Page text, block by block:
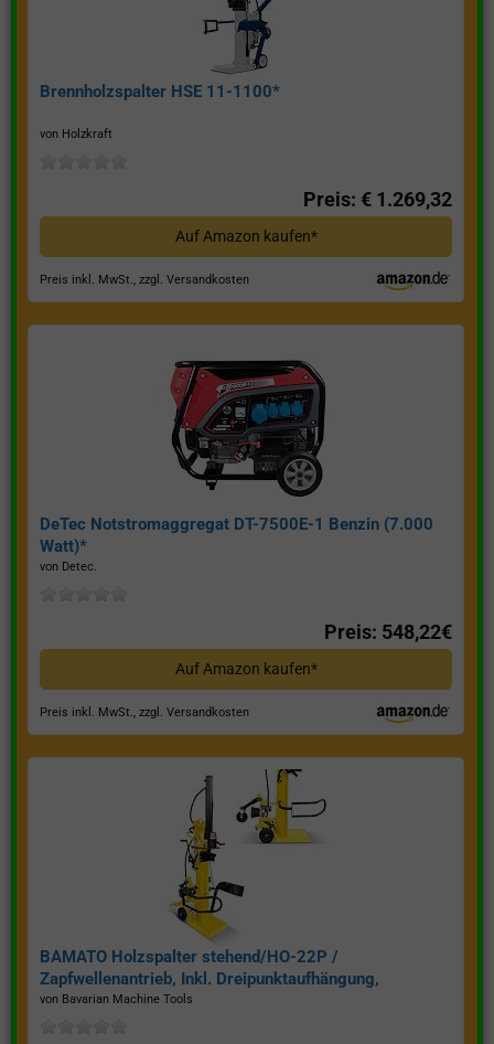
Brennholzspalter HSE 11-1100*
von Holzkraft
Preis: € 1.269,32
Auf Amazon kaufen*
Preis inkl. MwSt., zzgl. Versandkosten
DeTec Notstromaggregat DT-7500E-1 Benzin (7.000
Watt)*
von Detec.
Preis: 548,22€
Auf Amazon kaufen*
Preis inkl. MwSt., zzgl. Versandkosten
BAMATO Holzspalter stehend/HO-22P /
Zapfwellenantrieb, Inkl. Dreipunktaufhängung,
Spaltkraft 22 Tonnen*
von Bavarian Machine Tools